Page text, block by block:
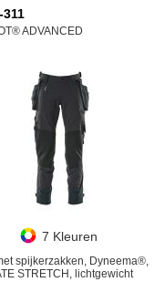
311
ADVANCED
7 Kleuren
spijkerzakken, Dyneema®,
STRETCH, lichtgewicht